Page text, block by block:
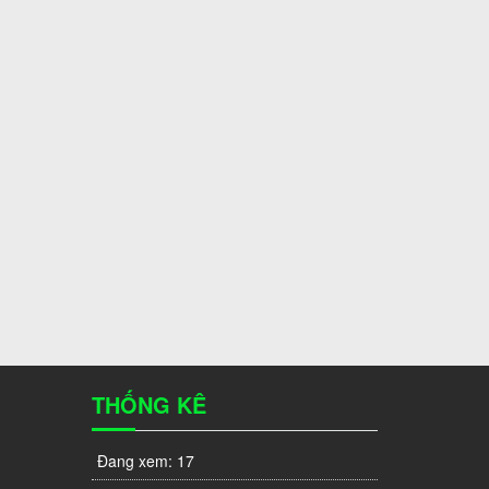
THỐNG KÊ
Đang xem: 17